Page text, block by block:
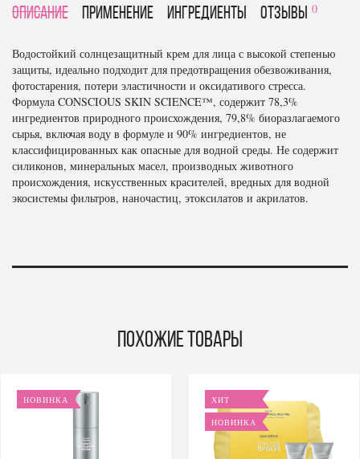
Описание Применение Ингредиенты отзывы 0
Водостойкий солнцезащитный крем для лица с высокой степенью
защиты, идеально подходит для предотвращения обезвоживания,
фотостарения, потери эластичности и оксидативого стресса.
Формула CONSCIOUS SKIN SCIENCE™, содержит 78,3%
ингредиентов природного происхождения, 79,8% биоразлагаемого
сырья, включая воду в формуле и 90% ингредиентов, не
классифицированных как опасные для водной среды. Не содержит
силиконов, минеральных масел, производных животного
происхождения, искусственных красителей, вредных для водной
экосистемы фильтров, наночастиц, этоксилатов и акрилатов.
Похожие товары
НОВИНКА
ХИТ
НОВИНКА